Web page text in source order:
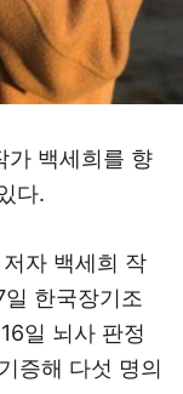
가 백세희를 향
다.
저자 백세희 작
한국장기조
일 뇌사 판정
증해 다섯 명의